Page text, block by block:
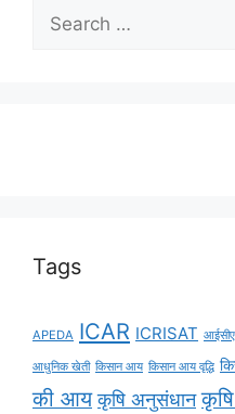
Tags
APEDA ICAR ICRISAT
आधुनिक खेती किसान आय किसान आय वृद्धि
की आय कृषि अनुसंधान